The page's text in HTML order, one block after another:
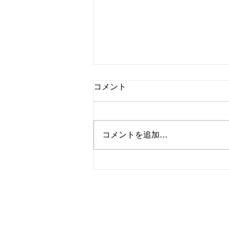
コメント
コメントを追加…